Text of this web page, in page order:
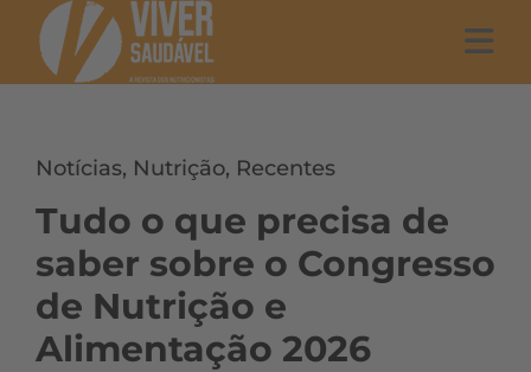
Notícias, Nutrição, Recentes
Tudo o que precisa de
saber sobre o Congresso
de Nutrição e
Alimentação 2026